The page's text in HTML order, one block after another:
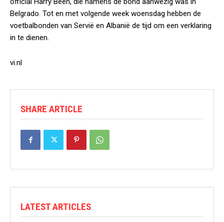
Belgrado. Tot en met volgende week woensdag hebben de
voetbalbonden van Servië en Albanië de tijd om een verklaring
in te dienen.
vi.nl
SHARE ARTICLE
LATEST ARTICLES